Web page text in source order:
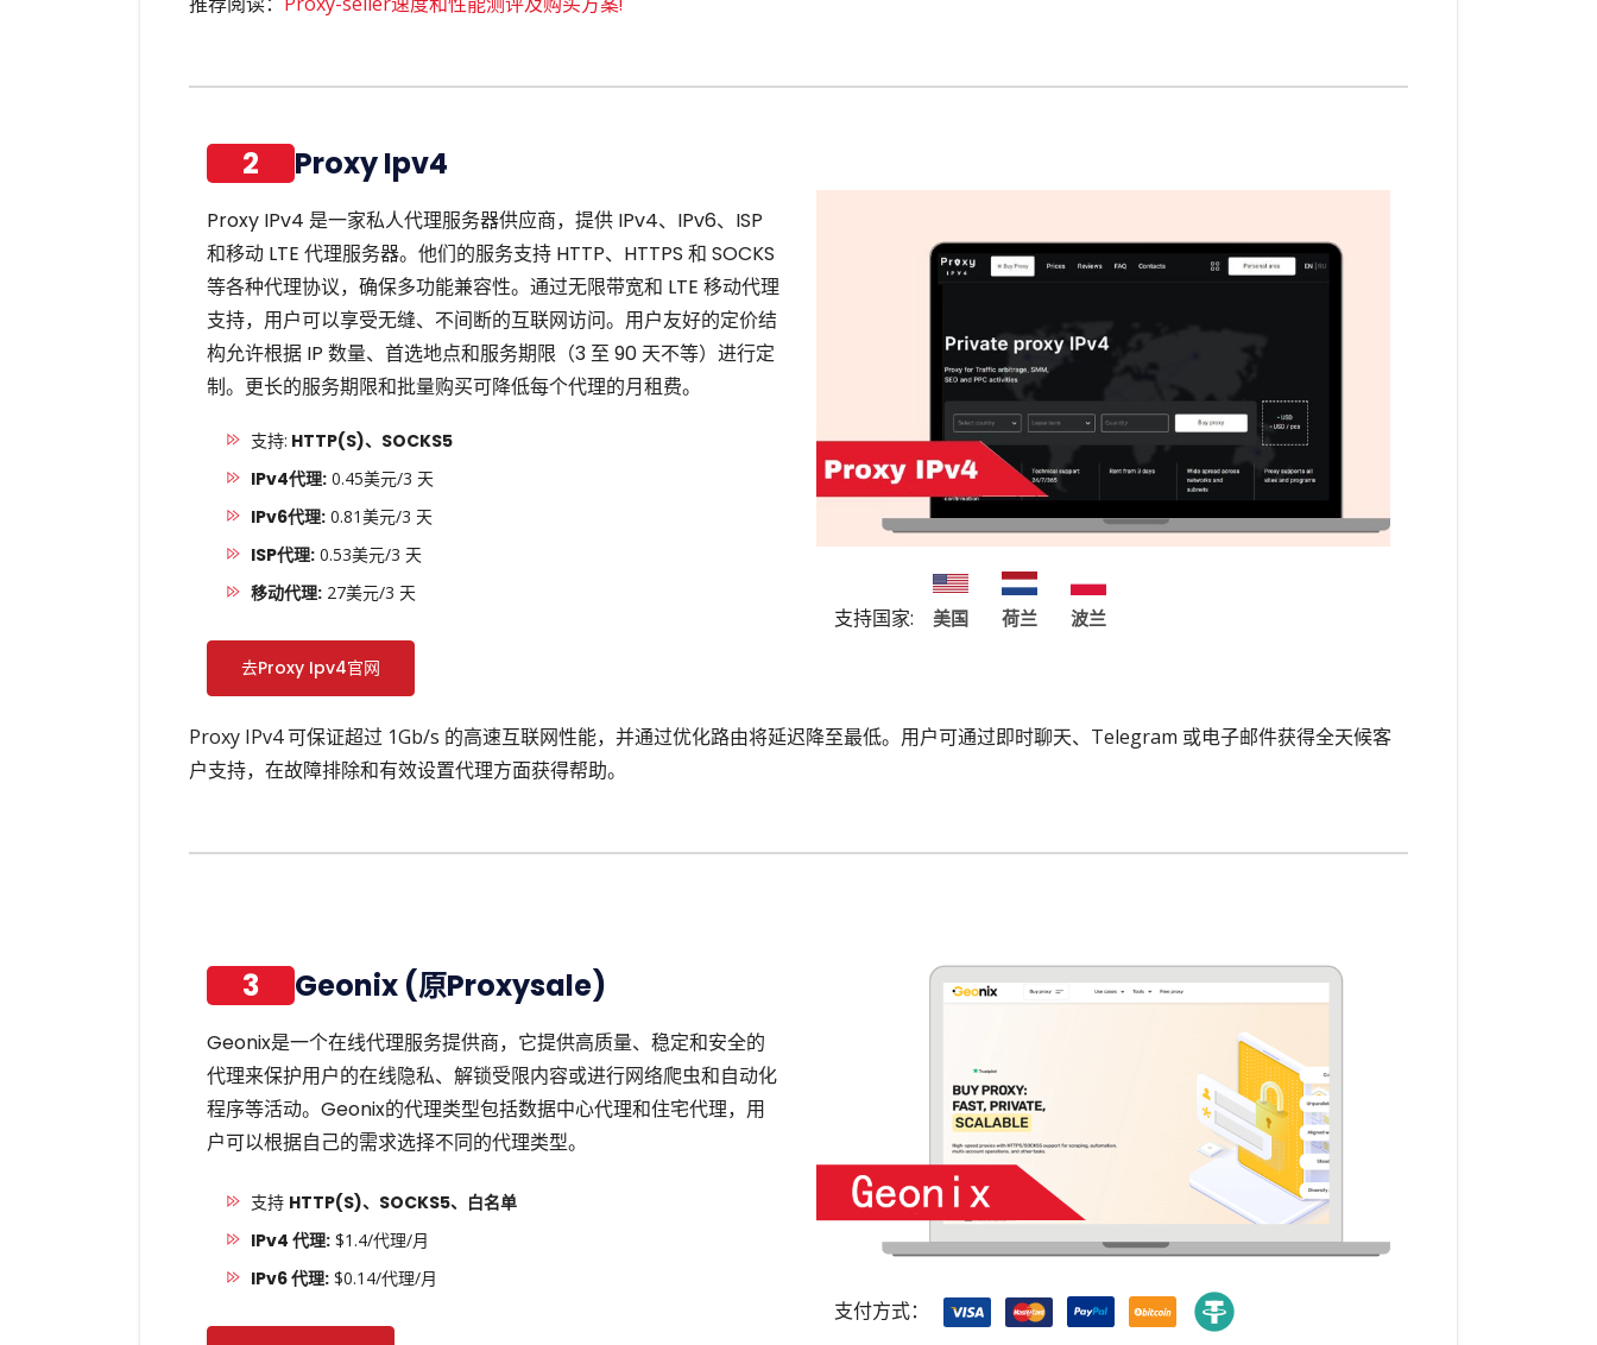
2 Proxy Ipv4
Proxy IPv4 是一家私人代理服务器供应商，提供 IPv4、IPv6、ISP
和移动 LTE 代理服务器。他们的服务支持 HTTP、HTTPS 和 SOCKS
等各种代理协议，确保多功能兼容性。通过无限带宽和 LTE 移动代理
支持，用户可以享受无缝、不间断的互联网访问。用户友好的定价结
构允许根据 IP 数量、首选地点和服务期限（3 至 90 天不等）进行定
制。更长的服务期限和批量购买可降低每个代理的月租费。
支持: HTTP(S)、SOCKS5
IPv4代理: 0.45美元/3 天
IPv6代理: 0.81美元/3 天
ISP代理: 0.53美元/3 天
移动代理: 27美元/3 天
去Proxy Ipv4官网
支持国家: 美国 荷兰 波兰
Proxy IPv4 可保证超过 1Gb/s 的高速互联网性能，并通过优化路由将延迟降至最低。用户可通过即时聊天、Telegram 或电子邮件获得全天候客
户支持，在故障排除和有效设置代理方面获得帮助。
3 Geonix (原Proxysale)
Geonix是一个在线代理服务提供商，它提供高质量、稳定和安全的
代理来保护用户的在线隐私、解锁受限内容或进行网络爬虫和自动化
程序等活动。Geonix的代理类型包括数据中心代理和住宅代理，用
户可以根据自己的需求选择不同的代理类型。
支持 HTTP(S)、SOCKS5、白名单
IPv4 代理: $1.4/代理/月
IPv6 代理: $0.14/代理/月
支付方式：